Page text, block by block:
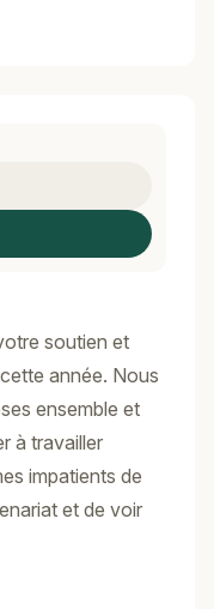
soutien et
année. Nous
ensemble et
à travailler
impatients de
et de voir